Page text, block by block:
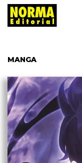
MANGA